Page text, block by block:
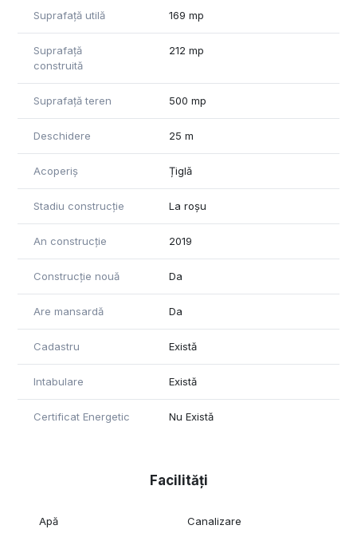
Suprafață utilă 169 mp
Suprafață
construită
212 mp
Suprafață teren 500 mp
Deschidere 25 m
Acoperiș Țiglă
Stadiu construcție La roșu
An construcție 2019
Construcție nouă Da
Are mansardă Da
Cadastru Există
Intabulare Există
Certificat Energetic Nu Există
Facilități
Apă Canalizare